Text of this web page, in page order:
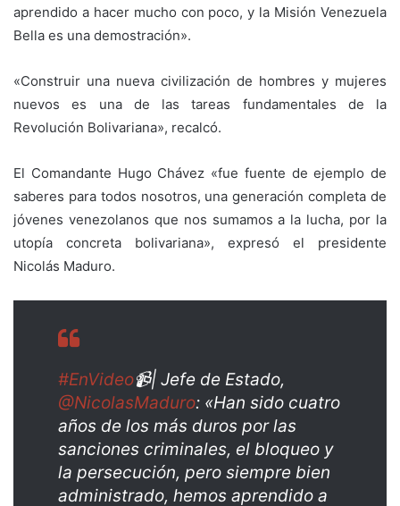
aprendido a hacer mucho con poco, y la Misión Venezuela
Bella es una demostración».
«Construir una nueva civilización de hombres y mujeres
nuevos es una de las tareas fundamentales de la
Revolución Bolivariana», recalcó.
El Comandante Hugo Chávez «fue fuente de ejemplo de
saberes para todos nosotros, una generación completa de
jóvenes venezolanos que nos sumamos a la lucha, por la
utopía concreta bolivariana», expresó el presidente
Nicolás Maduro.
#EnVideo📹| Jefe de Estado,
@NicolasMaduro: «Han sido cuatro
años de los más duros por las
sanciones criminales, el bloqueo y
la persecución, pero siempre bien
administrado, hemos aprendido a